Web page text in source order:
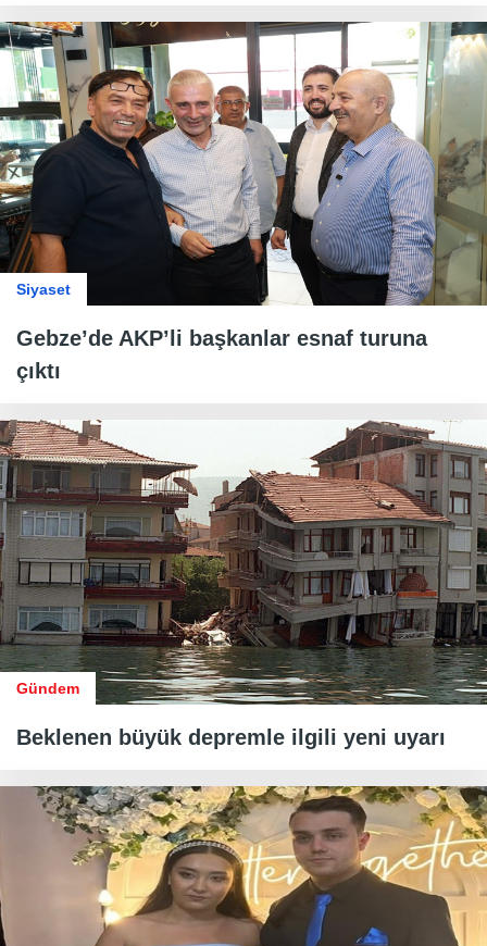
Siyaset
Gebze’de AKP’li başkanlar esnaf turuna
çıktı
Gündem
Beklenen büyük depremle ilgili yeni uyarı